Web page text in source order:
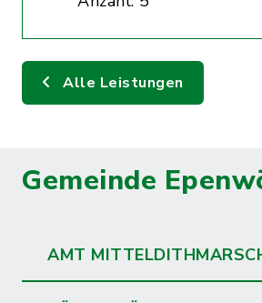
Alle Leistungen
Gemeinde
AMT